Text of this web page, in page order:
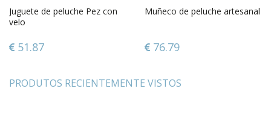
Juguete de peluche Pez con
velo
51.87
Muñeco de peluche artesanal
76.79
PRODUTOS RECIENTEMENTE VISTOS